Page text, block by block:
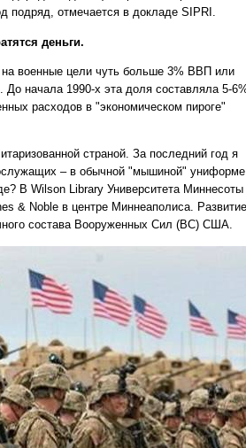
подряд, отмечается в докладе SIPRI.
деньги.
на военные цели чуть больше 3% ВВП или
начала 1990-х эта доля составляла 5-
расходов в "экономическом пироге"
страной. За последний год я
– в обычной "мышиной"
В Wilson Library Университета Миннесоты
& Noble в центре Миннеаполиса. Развитие
состава Вооруженных Сил (ВС) США.